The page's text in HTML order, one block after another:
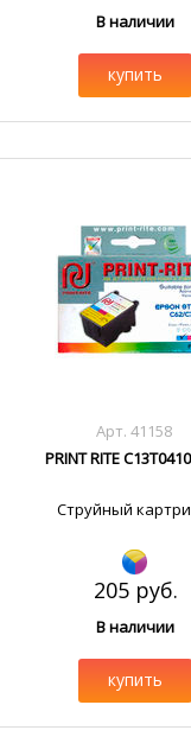
В наличии
купить
Арт. 41158
PRINT RITE
Струйный
205 руб.
В наличии
купить